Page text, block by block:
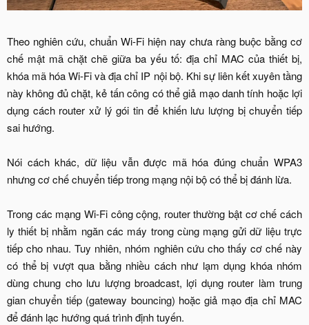
Theo nghiên cứu, chuẩn Wi-Fi hiện nay chưa ràng buộc bằng cơ
chế mật mã chặt chẽ giữa ba yếu tố: địa chỉ MAC của thiết bị,
khóa mã hóa Wi-Fi và địa chỉ IP nội bộ. Khi sự liên kết xuyên tầng
này không đủ chặt, kẻ tấn công có thể giả mạo danh tính hoặc lợi
dụng cách router xử lý gói tin để khiến lưu lượng bị chuyển tiếp
sai hướng.
Nói cách khác, dữ liệu vẫn được mã hóa đúng chuẩn WPA3
nhưng cơ chế chuyển tiếp trong mạng nội bộ có thể bị đánh lừa.
Trong các mạng Wi-Fi công cộng, router thường bật cơ chế cách
ly thiết bị nhằm ngăn các máy trong cùng mạng gửi dữ liệu trực
tiếp cho nhau. Tuy nhiên, nhóm nghiên cứu cho thấy cơ chế này
có thể bị vượt qua bằng nhiều cách như lạm dụng khóa nhóm
dùng chung cho lưu lượng broadcast, lợi dụng router làm trung
gian chuyển tiếp (gateway bouncing) hoặc giả mạo địa chỉ MAC
để đánh lạc hướng quá trình định tuyến.